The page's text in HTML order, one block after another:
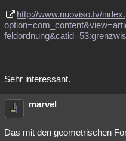
http://www.nuoviso.tv/
Sehr interessant.
marvel
Das mit den geometrischen